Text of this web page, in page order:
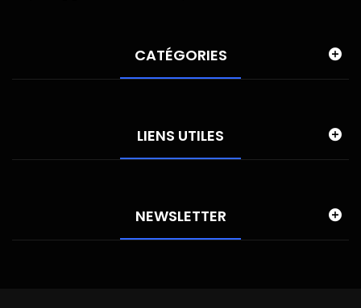
CATÉGORIES
LIENS UTILES
NEWSLETTER